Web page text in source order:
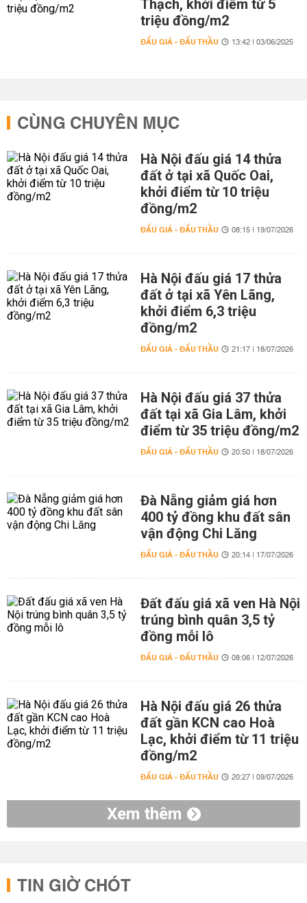
Thạch, khởi điểm từ 5
triệu đồng/m2
ĐẤU GIÁ - ĐẤU THẦU 13:42 | 03/06/2025
CÙNG CHUYÊN MỤC
Hà Nội đấu giá 14 thửa
đất ở tại xã Quốc Oai,
khởi điểm từ 10 triệu
đồng/m2
ĐẤU GIÁ - ĐẤU THẦU 08:15 | 19/07/2026
Hà Nội đấu giá 17 thửa
đất ở tại xã Yên Lãng,
khởi điểm 6,3 triệu
đồng/m2
ĐẤU GIÁ - ĐẤU THẦU 21:17 | 18/07/2026
Hà Nội đấu giá 37 thửa
đất tại xã Gia Lâm, khởi
điểm từ 35 triệu đồng/m2
ĐẤU GIÁ - ĐẤU THẦU 20:50 | 18/07/2026
Đà Nẵng giảm giá hơn
400 tỷ đồng khu đất sân
vận động Chi Lăng
ĐẤU GIÁ - ĐẤU THẦU 20:14 | 17/07/2026
Đất đấu giá xã ven Hà Nội
trúng bình quân 3,5 tỷ
đồng mỗi lô
ĐẤU GIÁ - ĐẤU THẦU 08:06 | 12/07/2026
Hà Nội đấu giá 26 thửa
đất gần KCN cao Hoà
Lạc, khởi điểm từ 11 triệu
đồng/m2
ĐẤU GIÁ - ĐẤU THẦU 20:27 | 09/07/2026
Xem thêm
TIN GIỜ CHÓT